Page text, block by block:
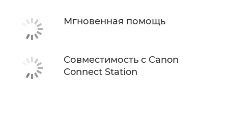
Мгновенная помощь
Совместимость с Canon
Connect Station